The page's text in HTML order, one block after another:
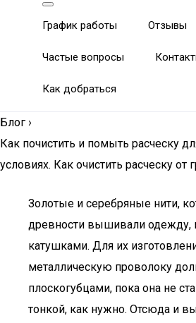
График работы Отзывы
Частые вопросы
Как добраться
Блог ›
Как почистить и помыть расческу
условиях. Как очистить расческу от
Золотые и серебряные нити,
древности вышивали одежду,
катушками. Для их
металлическую проволоку
плоскогубцами, пока она не
тонкой, как нужно. Отсюда и